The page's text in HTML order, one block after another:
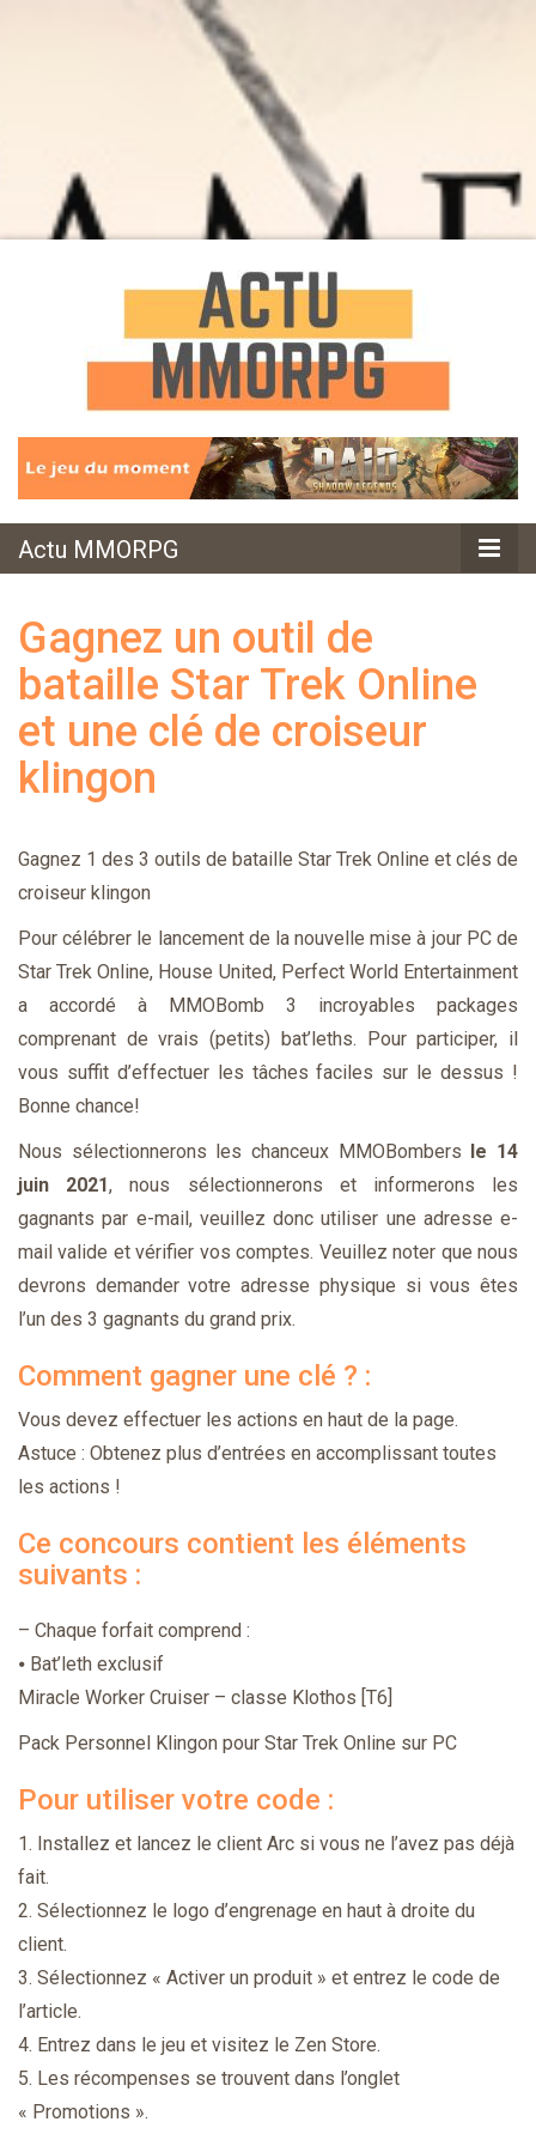
Actu
MMORPG
Actu MMORPG
Gagnez un outil de
bataille Star Trek Online
et une clé de croiseur
klingon
Gagnez 1 des 3 outils de bataille Star Trek Online et clés de
croiseur klingon
Pour célébrer le lancement de la nouvelle mise à jour PC de
Star Trek Online, House United, Perfect World Entertainment
a accordé à MMOBomb 3 incroyables packages
comprenant de vrais (petits) bat’leths. Pour participer, il
vous suffit d’effectuer les tâches faciles sur le dessus !
Bonne chance!
Nous sélectionnerons les chanceux MMOBombers le 14
juin 2021, nous sélectionnerons et informerons les
gagnants par e-mail, veuillez donc utiliser une adresse e-
mail valide et vérifier vos comptes. Veuillez noter que nous
devrons demander votre adresse physique si vous êtes
l’un des 3 gagnants du grand prix.
Comment gagner une clé ? :
Vous devez effectuer les actions en haut de la page.
Astuce : Obtenez plus d’entrées en accomplissant toutes
les actions !
Ce concours contient les éléments
suivants :
– Chaque forfait comprend :
⦁ Bat’leth exclusif
Miracle Worker Cruiser – classe Klothos [T6]
Pack Personnel Klingon pour Star Trek Online sur PC
Pour utiliser votre code :
1. Installez et lancez le client Arc si vous ne l’avez pas déjà
fait.
2. Sélectionnez le logo d’engrenage en haut à droite du
client.
3. Sélectionnez « Activer un produit » et entrez le code de
l’article.
4. Entrez dans le jeu et visitez le Zen Store.
5. Les récompenses se trouvent dans l’onglet
« Promotions ».